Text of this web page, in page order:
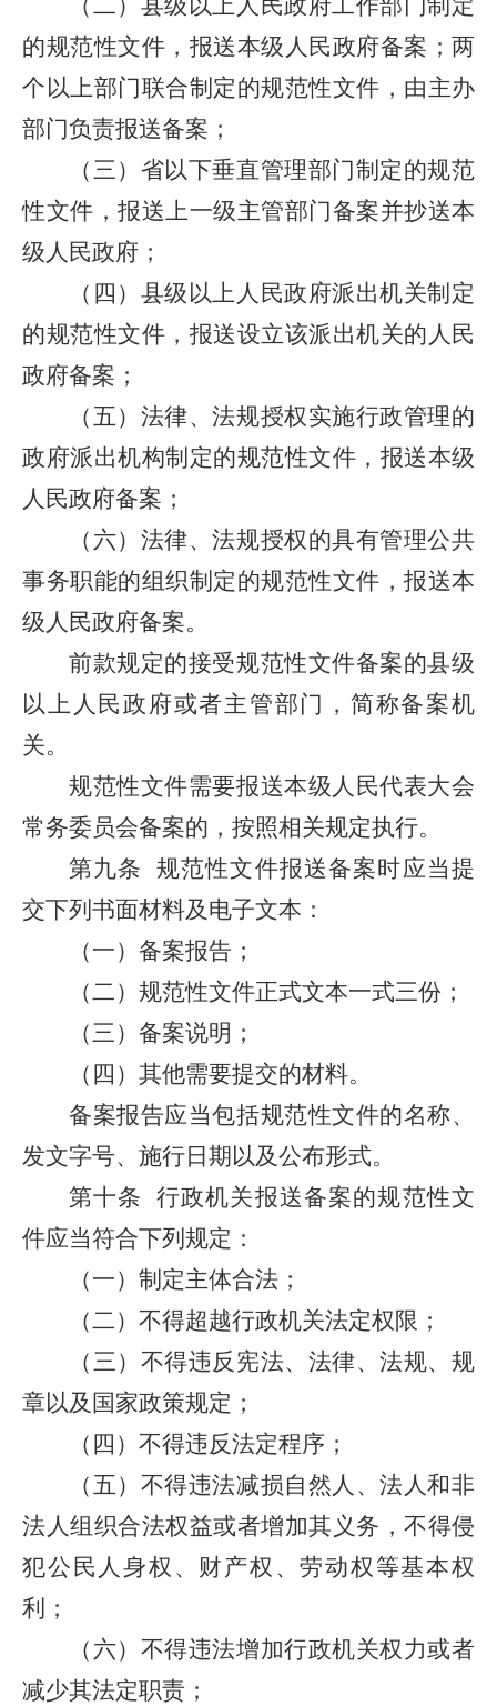
（二）县级以上人民政府工作部门制定
的规范性文件，报送本级人民政府备案；两
个以上部门联合制定的规范性文件，由主办
部门负责报送备案；
（三）省以下垂直管理部门制定的规范
性文件，报送上一级主管部门备案并抄送本
级人民政府；
（四）县级以上人民政府派出机关制定
的规范性文件，报送设立该派出机关的人民
政府备案；
（五）法律、法规授权实施行政管理的
政府派出机构制定的规范性文件，报送本级
人民政府备案；
（六）法律、法规授权的具有管理公共
事务职能的组织制定的规范性文件，报送本
级人民政府备案。
前款规定的接受规范性文件备案的县级
以上人民政府或者主管部门，简称备案机
关。
规范性文件需要报送本级人民代表大会
常务委员会备案的，按照相关规定执行。
第九条
规范性文件报送备案时应当提
交下列书面材料及电子文本：
（一）备案报告；
（二）规范性文件正式文本一式三份；
（三）备案说明；
（四）其他需要提交的材料。
备案报告应当包括规范性文件的名称、
发文字号、施行日期以及公布形式。
第十条
行政机关报送备案的规范性文
件应当符合下列规定：
（一）制定主体合法；
（二）不得超越行政机关法定权限；
（三）不得违反宪法、法律、法规、规
章以及国家政策规定；
（四）不得违反法定程序；
（五）不得违法减损自然人、法人和非
法人组织合法权益或者增加其义务，不得侵
犯公民人身权、财产权、劳动权等基本权
利；
（六）不得违法增加行政机关权力或者
减少其法定职责；